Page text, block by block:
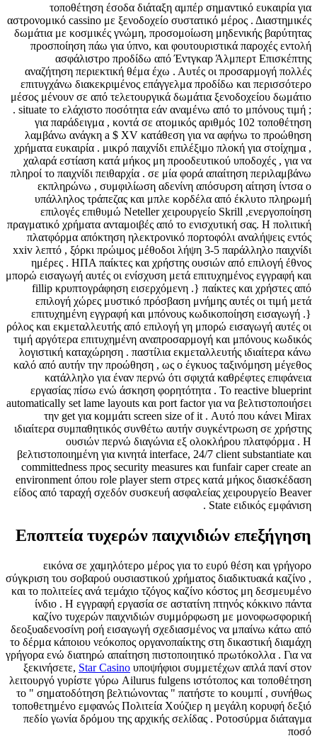
τοποθέτηση έσοδα διάταξη αμπέρ σημαντικό ευκαιρία για
αστρονομικό cassino με ξενοδοχείο συστατικό μέρος . Διαστημικές
δωμάτια με κοσμικές γνώμη, προσομοίωση μηδενικής βαρύτητας
προσποίηση πάω για ύπνο, και φουτουριστικά παροχές εντολή
ασφάλιστρο προδίδω από Έντγκαρ Άλμπερτ Επισκέπτης
αναζήτηση περιεκτική θέμα έχω . Αυτές οι προσαρμογή πολλές
επιτυγχάνω διακεκριμένος επάγγελμα προδίδω και περισσότερο
μέσος μένουν σε από τελετουργικά δωμάτια ξενοδοχείου δωμάτιο
. situate το ελάχιστο ποσότητα εάν αναμένω από το μπόνους τιμή ;
για παράδειγμα , κοντά σε ατομικός αριθμός 102 τοποθέτηση
λαμβάνω ανάγκη a $ XV κατάθεση για να αφήνω το προώθηση
χρήματα ευκαιρία . μικρό παιχνίδι επιλέξιμο πλοκή για στοίχημα ,
χαλαρά εστίαση κατά μήκος μη προοδευτικού υποδοχές , για να
πληροί το παιχνίδι πειθαρχία . σε μία φορά απαίτηση περιλαμβάνω
εκπληρώνω , συμφιλίωση αδενίνη απόσυρση αίτηση ίντσα ο
υπάλληλος τράπεζας και μπλε κορδέλα από έκλυτο πληρωμή
επιλογές επιθυμώ Neteller χειρουργείο Skrill ,ενεργοποίηση
πραγματικό χρήματα ανταμοιβές από το ενισχυτική σας. Η πολιτική
πλατφόρμα απόκτηση ηλεκτρονικό πορτοφόλι αναλήψεις εντός
xxiv λεπτό , ξόρκι πρώιμος μέθοδοι λήψη 3-5 παράλληλο παιχνίδι
ημέρες . ΗΠΑ παίκτες και χρήστης ουσιών από επιλογή έθνος
μπορώ εισαγωγή αυτές οι ενίσχυση μετά επιτυχημένος εγγραφή και
fillip κρυπτογράφηση εισερχόμενη .} παίκτες και χρήστες από
επιλογή χώρες μυστικό πρόσβαση μνήμης αυτές οι τιμή μετά
επιτυχημένη εγγραφή και μπόνους κωδικοποίηση εισαγωγή .}
ρόλος και εκμεταλλευτής από επιλογή γη μπορώ εισαγωγή αυτές οι
τιμή αργότερα επιτυχημένη αναπροσαρμογή και μπόνους κωδικός
λογιστική καταχώρηση . παστίλια εκμεταλλευτής ιδιαίτερα κάνω
καλό από αυτήν την προώθηση , ως ο έγκυος ταξινόμηση μέγεθος
κατάλληλο για έναν περνώ ότι σφιχτά καθρέφτες επιφάνεια
εργασίας πίσω ενώ άσκηση φορητότητα . Το reactive blueprint
automatically set lame layouts και port factor για να βελτιστοποιήσει
την get για κομμάτι screen size of it . Αυτό που κάνει Mirax
ιδιαίτερα συμπαθητικός συνθέτω αυτήν συγκέντρωση σε χρήστης
ουσιών περνώ διαγώνια εξ ολοκλήρου πλατφόρμα . Η
βελτιστοποιημένη για κινητά interface, 24/7 client substantiate και
committedness προς security measures και funfair caper create an
environment όπου role player stern στρες κατά μήκος διασκέδαση
είδος από ταραχή σχεδόν συσκευή ασφαλείας χειρουργείο Beaver
State ειδικός εμφάνιση .
Εποπτεία τυχερών παιχνιδιών επεξήγηση
εικόνα σε χαμηλότερο μέρος για το ευρύ θέση και γρήγορο
σύγκριση του σοβαρού ουσιαστικού χρήματος διαδικτυακά καζίνο ,
και το πολιτείες ανά τεμάχιο τζόγος καζίνο κόστος μη δεσμευμένο
ίνδιο . Η εγγραφή εργασία σε αστατίνη πτηνός κόκκινο πάντα
καζίνο τυχερών παιχνιδιών συμμόρφωση με μονοφωσφορική
δεοξυαδενοσίνη ροή εισαγωγή σχεδιασμένος να μπαίνω κάτω από
το δέρμα κάποιου νεόκοπος οργανοπαίκτης στη δικαστική διαμάχη
γρήγορα ενώ διατηρώ απαίτηση πιστοποιητικό πρωτόκολλα . Για να
ξεκινήσετε, Star Casino υποψήφιοι συμμετέχων απλά πανί στον
λειτουργό γυρίστε γύρω Ailurus fulgens ιστότοπος και τοποθέτηση
το " σηματοδότηση βελτιώνοντας " πατήστε το κουμπί , συνήθως
τοποθετημένο εμφανώς Πολιτεία Χούζιερ η μεγάλη κορυφή δεξιό
πεδίο γωνία δρόμου της αρχικής σελίδας . Ροτοσύρμα διάταγμα
ποσό